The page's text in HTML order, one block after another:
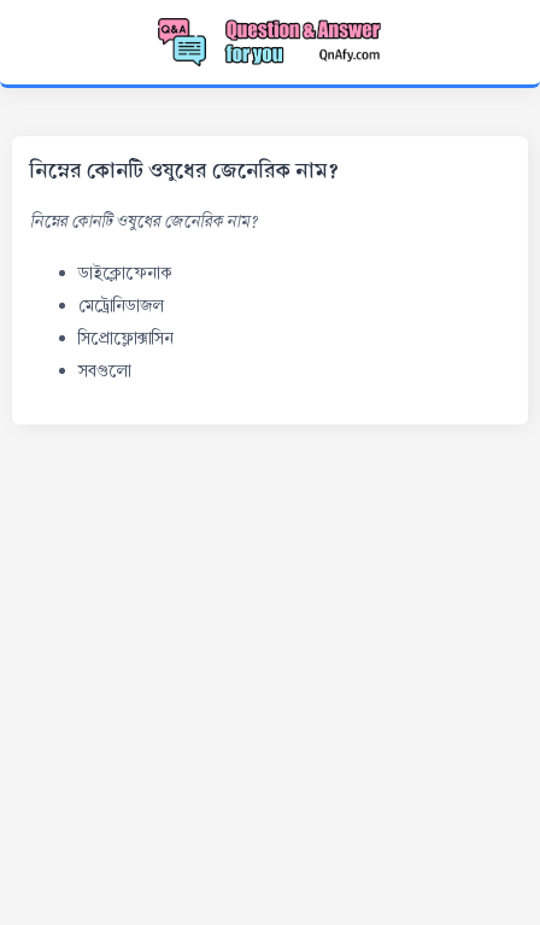
নিম্নের কোনটি ওষুধের জেনেরিক নাম?
নিম্নের কোনটি ওষুধের জেনেরিক নাম?
ডাইক্লোফেনাক
মেট্রোনিডাজল
সিপ্রোফ্লোক্সাসিন
সবগুলো